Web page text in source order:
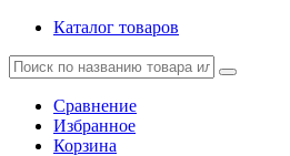
Каталог товаров
Сравнение
Избранное
Корзина